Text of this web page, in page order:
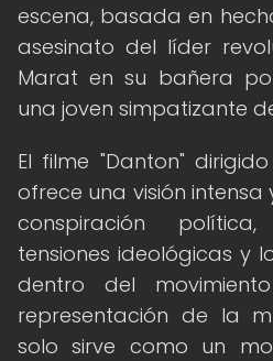
escena, basada en
asesinato del líder
Marat en su bañera
una joven simpatizante
El filme "Danton"
ofrece una visión
conspiración
tensiones ideológicas y
dentro del
representación de la
solo sirve como un